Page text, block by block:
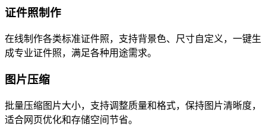
证件照制作
在线制作各类标准证件照，支持背景色、尺寸自定义，一键生
成专业证件照，满足各种用途需求。
图片压缩
批量压缩图片大小，支持调整质量和格式，保持图片清晰度，
适合网页优化和存储空间节省。